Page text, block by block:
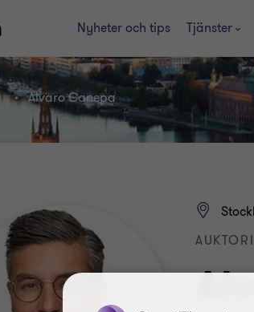
Nyheter och tips Tjänster
Alvaro Canepa